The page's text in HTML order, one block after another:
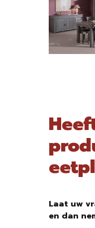
Laat uw
en dan